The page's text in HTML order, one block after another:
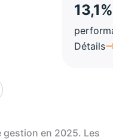
13,1%
Détails
en 2025. Les